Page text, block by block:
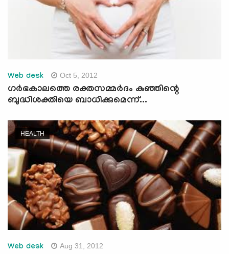
Web desk Oct 5, 2012
ഗര്‍ഭകാലത്തെ രക്തസമ്മര്‍ദം കുഞ്ഞിന്റെ
ബുദ്ധിശക്തിയെ ബാധിക്കുമെന്ന്...
HEALTH
Web desk Aug 31, 2012